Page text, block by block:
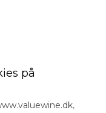
på
,